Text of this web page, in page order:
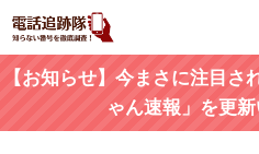
【お知らせ】今まさに注目
ゃん速報」を更新